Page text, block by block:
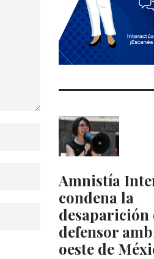
Amnistía
condena la
desaparición
defensor
oeste de